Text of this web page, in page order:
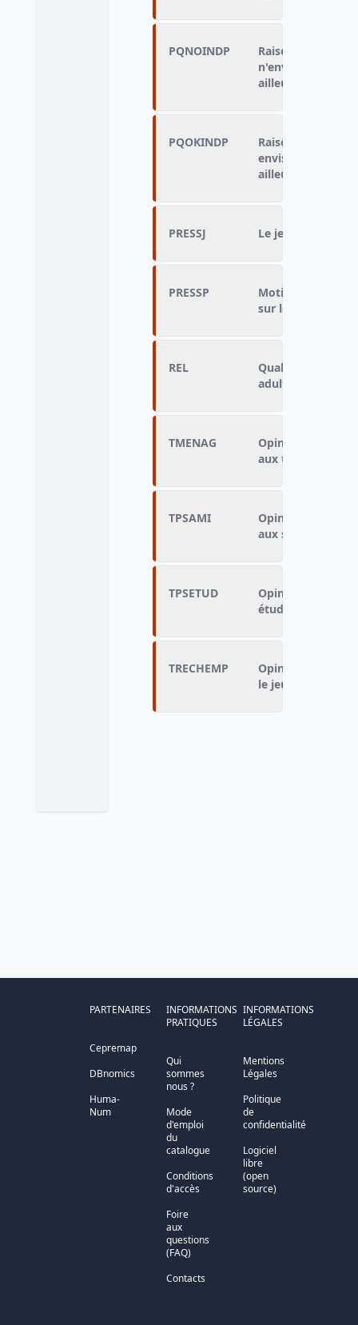
PQNOINDP
Raison
n'envisage pas
ailleurs
PQOKINDP
Raison
envisage que le
ailleurs
PRESSJ Le jeune adulte
PRESSP
Motif de la
sur le jeune
REL
Qualité de la
adulte
TMENAG
Opinion du
aux tâches
TPSAMI
Opinion du
aux sorties avec
TPSETUD
Opinion du
études par le
TRECHEMP
Opinion du
le jeune adulte à
PARTENAIRES
Cepremap
DBnomics
Huma-
Num
INFORMATIONS
PRATIQUES
Qui
sommes
nous ?
Mode
d'emploi
du
catalogue
Conditions
d'accès
Foire
aux
questions
(FAQ)
Contacts
INFORMATIONS
LÉGALES
Mentions
Légales
Politique
de
confidentialité
Logiciel
libre
(open
source)